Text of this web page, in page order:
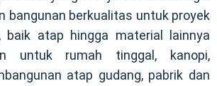
bangunan berkualitas untuk proyek
baik atap hingga material lainnya
untuk rumah tinggal, kanopi,
atap gudang, pabrik dan